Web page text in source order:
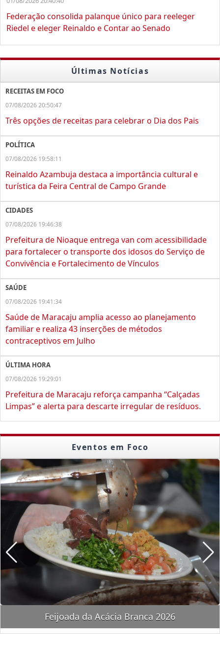
Federação consolida palanque único para reeleger
Riedel e eleger Reinaldo e Contar ao Senado
Últimas Notícias
RECEITAS EM FOCO
07/08/2026 20:50:47
Três opções de receitas para celebrar o Dia dos Pais
POLÍTICA
07/08/2026 19:58:11
Reinaldo Azambuja destaca a importância cultural e
turística da Feira Central de Campo Grande
CIDADES
07/08/2026 19:46:38
Prefeitura de Nioaque entrega van com acessibilidade
para fortalecer o transporte dos idosos do Serviço de
Convivência e Fortalecimento de Vínculos
SAÚDE
07/08/2026 19:41:34
Saúde de Maracaju amplia acesso ao planejamento
familiar e realiza 43 inserções de métodos
contraceptivos em Julho
ÚLTIMA HORA
07/08/2026 19:29:01
Prefeitura de Maracaju reforça campanha “Calçadas
Limpas” e alerta para descarte irregular de resíduos.
Eventos em Foco
Feijoada da Acácia Branca 2026